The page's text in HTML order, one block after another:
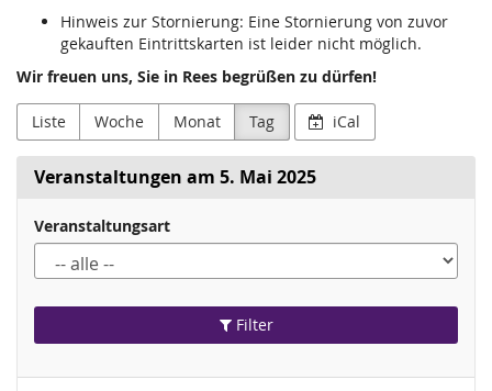
Hinweis zur Stornierung: Eine Stornierung von zuvor
gekauften Eintrittskarten ist leider nicht möglich.
Wir freuen uns, Sie in Rees begrüßen zu dürfen!
Liste Woche Monat Tag iCal
Veranstaltungen am 5. Mai 2025
Veranstaltungsart
Filter